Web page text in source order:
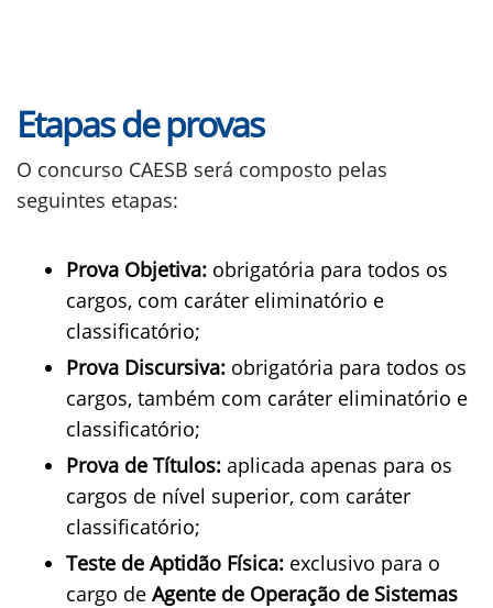
Etapas de provas
O concurso CAESB será composto pelas
seguintes etapas:
Prova Objetiva: obrigatória para todos os
cargos, com caráter eliminatório e
classificatório;
Prova Discursiva: obrigatória para todos os
cargos, também com caráter eliminatório e
classificatório;
Prova de Títulos: aplicada apenas para os
cargos de nível superior, com caráter
classificatório;
Teste de Aptidão Física: exclusivo para o
cargo de Agente de Operação de Sistemas